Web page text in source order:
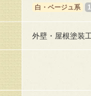
白・ベージュ系
外壁・屋根塗装